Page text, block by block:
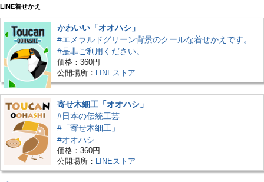
LINE着せかえ
かわいい「オオハシ」
#エメラルドグリーン背景のクールな着せかえです。
#是非ご利用ください。
価格：360円
公開場所： LINEストア
寄せ木細工「オオハシ」
#日本の伝統工芸
#「寄せ木細工」
#オオハシ
価格：360円
公開場所： LINEストア